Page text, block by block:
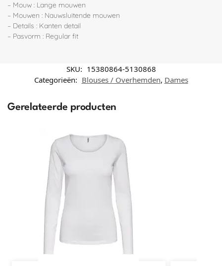
– Mouw : Lange mouwen
– Mouwen : Nauwsluitende mouwen
– Details : Kanten detail
– Pasvorm : Regular fit
SKU: 15380864-5130868
Categorieën: Blouses / Overhemden, Dames
Gerelateerde producten